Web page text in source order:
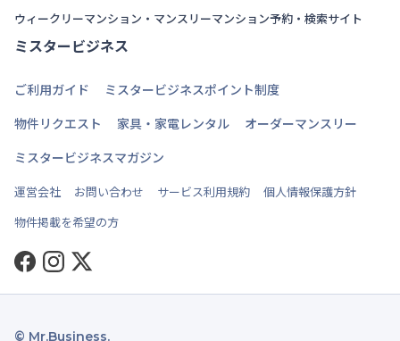
ウィークリーマンション・マンスリーマンション予約・検索サイト
ミスタービジネス
ご利用ガイド
ミスタービジネスポイント制度
物件リクエスト
家具・家電レンタル
オーダーマンスリー
ミスタービジネスマガジン
運営会社 お問い合わせ サービス利用規約
個人情報保護方針
物件掲載を希望の方
Facebook
Instagram
Twitter
© Mr.Business.